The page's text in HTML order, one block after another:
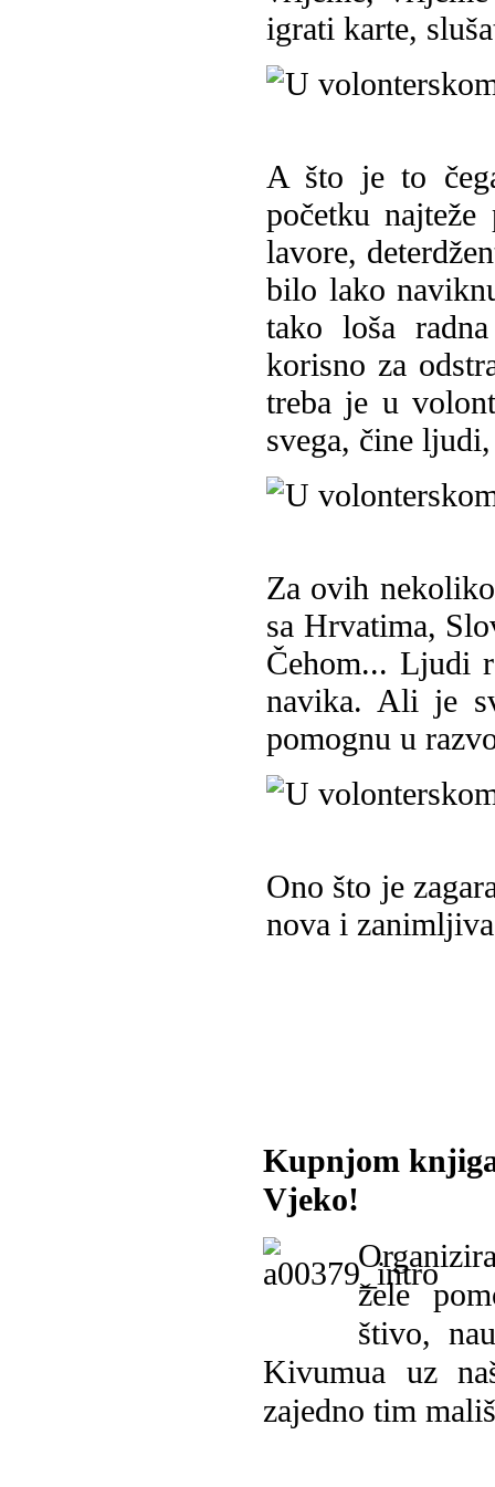
igrati karte,
A što je to
početku
lavore,
bilo lako
tako loša
korisno za
treba je u
svega, čine
Za ovih
sa Hrvatima,
Čehom... Ljudi
navika. Ali je
pomognu u
Ono što je
nova i
Kupnjom
Vjeko!
žele
štivo,
Kivumua uz
zajedno tim